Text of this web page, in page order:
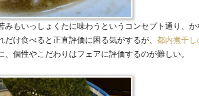
もいっしょくたに味わうというコンセプト通り、か
け食べると正直評価に困る気がするが、 都内煮干し
、個性やこだわりはフェアに評価するのが難しい。